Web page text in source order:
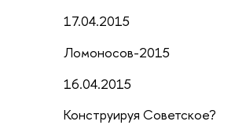
17.04.2015
Ломоносов-2015
16.04.2015
Конструируя Советское?